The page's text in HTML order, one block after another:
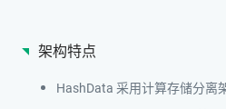
架构特点
HashData 采用计算存储分离